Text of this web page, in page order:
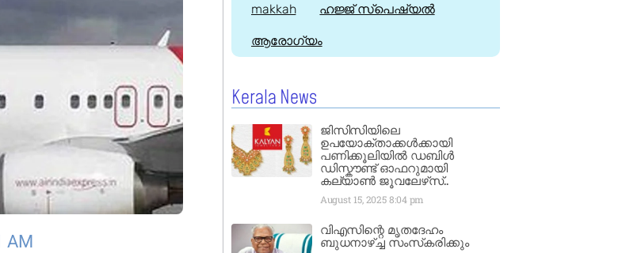
AM
makkah ഹജ്ജ്‌ സ്പെഷ്യൽ
ആരോഗ്യം
Kerala News
ജിസിസിയിലെ
ഉപയോക്താക്കൾക്കായി
പണിക്കൂലിയിൽ ഡബിൾ
ഡിസ്കൗണ്ട് ഓഫറുമായി
കല്യാൺ ജൂവലേഴ്‌സ്..
August 15, 20258:04 pm
വിഎസിന്റെ മൃതദേഹം
ബുധനാഴ്ച്ച സംസ്‌കരിക്കും